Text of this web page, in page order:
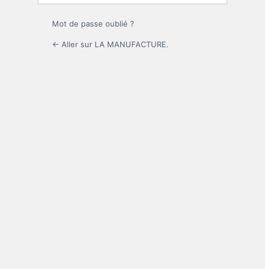
Mot de passe oublié ?
← Aller sur LA MANUFACTURE.